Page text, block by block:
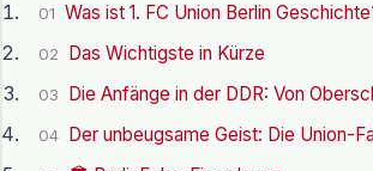
01 Was ist 1. FC Union Berlin
02 Das Wichtigste in Kürze
03 Die Anfänge in der DDR: Von
04 Der unbeugsame Geist: Die Union-